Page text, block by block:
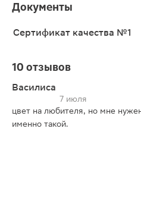
Документы
Сертификат качества №1
10 отзывов
Василиса
7 июля
цвет на любителя, но мне
именно такой.